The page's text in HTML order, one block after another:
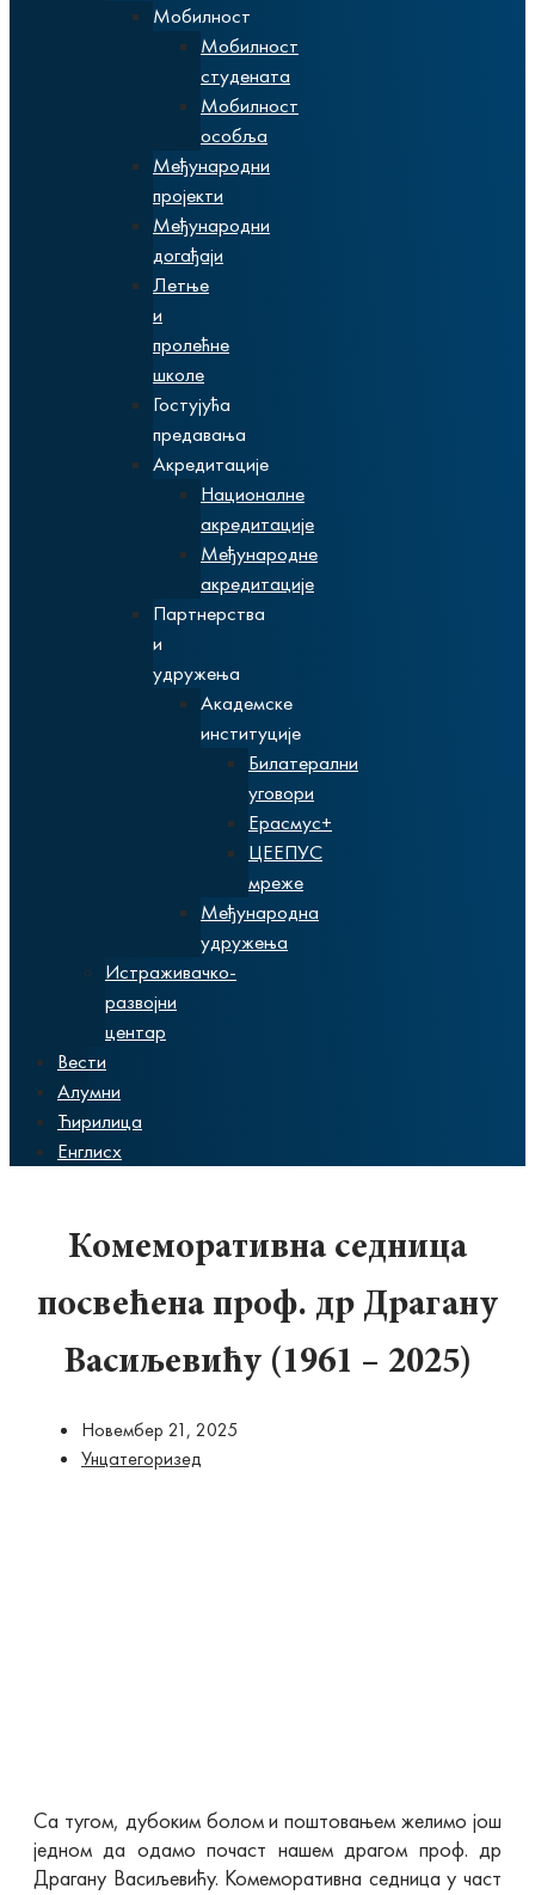
Мобилност
Мобилност
студената
Мобилност
особља
Међународни
пројекти
Међународни
догађаји
Летње
и
пролећне
школе
Гостујућа
предавања
Акредитације
Националне
акредитације
Међународне
акредитације
Партнерства
и
удружења
Академске
институције
Билатерални
уговори
Ерасмус+
ЦЕЕПУС
мреже
Међународна
удружења
Истраживачко-
развојни
центар
Вести
Алумни
Ћирилица
Енглисх
Комеморативна седница
посвећена проф. др Драгану
Васиљевићу (1961 – 2025)
Новембер 21, 2025
Унцатегоризед
Са тугом, дубоким болом и поштовањем желимо још
једном да одамо почаст нашем драгом проф. др
Драгану Васиљевићу. Комеморативна седница у част